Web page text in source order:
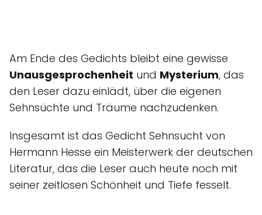
Am Ende des Gedichts bleibt eine gewisse
Unausgesprochenheit und Mysterium, das
den Leser dazu einlädt, über die eigenen
Sehnsüchte und Träume nachzudenken.
Insgesamt ist das Gedicht Sehnsucht von
Hermann Hesse ein Meisterwerk der deutschen
Literatur, das die Leser auch heute noch mit
seiner zeitlosen Schönheit und Tiefe fesselt.